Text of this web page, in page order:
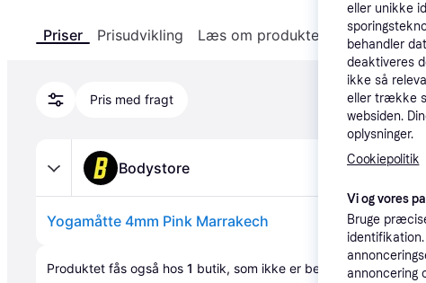
Priser Prisudvikling Læs om produktet
Pris med fragt
Bodystore
Yogamåtte 4mm Pink Marrakech
Produktet fås også hos 1 butik, som ikke er betalende kunde i
eller unikke
behandler
deaktiveres
ikke så
eller trække
websiden.
oplysninger.
Cookiepolitik
Vi og vores
Bruge
annoncering